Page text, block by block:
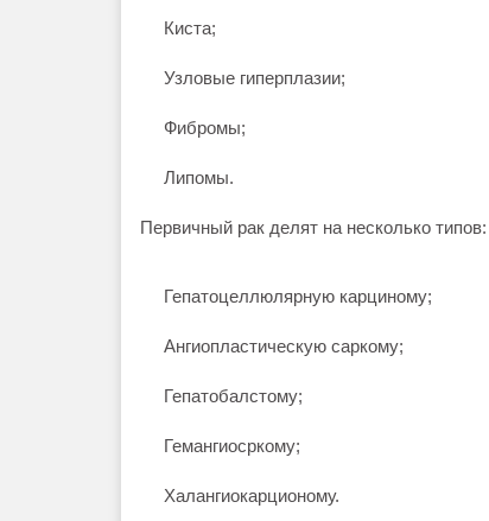
Киста;
Узловые гиперплазии;
Фибромы;
Липомы.
Первичный рак делят на несколько типов:
Гепатоцеллюлярную карциному;
Ангиопластическую саркому;
Гепатобалстому;
Гемангиосркому;
Халангиокарционому.